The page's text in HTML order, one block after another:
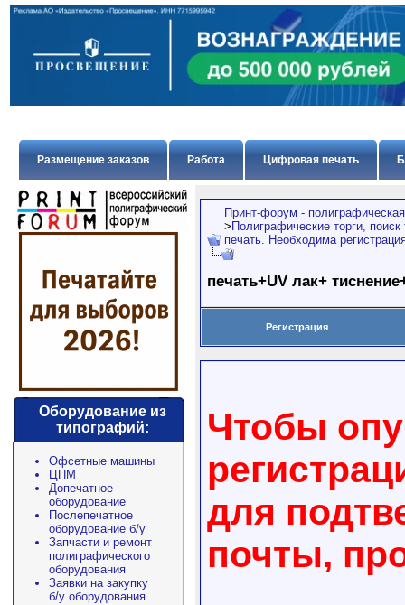
Цифровая печать
Работа
Размещение заказов
Оборудование из
типографий:
Офсетные машины
ЦПМ
Допечатное
оборудование
Послепечатное
оборудование б/у
Запчасти и ремонт
полиграфического
оборудования
Заявки на закупку
б/у оборудования
Принт-форум -
> Полиграфические торги,
печать. Необходима
печать+UV лак+
Регистрация
Чтобы
для
почты,